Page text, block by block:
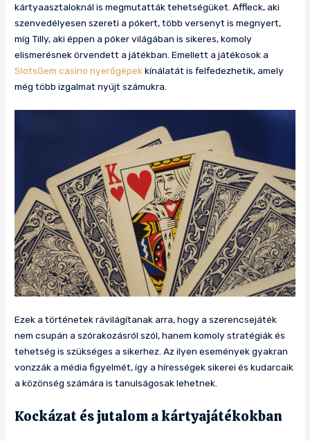
kártyaasztaloknál is megmutatták tehetségüket. Affleck, aki
szenvedélyesen szereti a pókert, több versenyt is megnyert,
míg Tilly, aki éppen a póker világában is sikeres, komoly
elismerésnek örvendett a játékban. Emellett a játékosok a
SlotsGem casino nyerőgépek kínálatát is felfedezhetik, amely
még több izgalmat nyújt számukra.
Ezek a történetek rávilágítanak arra, hogy a szerencsejáték
nem csupán a szórakozásról szól, hanem komoly stratégiák és
tehetség is szükséges a sikerhez. Az ilyen események gyakran
vonzzák a média figyelmét, így a hírességek sikerei és kudarcaik
a közönség számára is tanulságosak lehetnek.
Kockázat és jutalom a kártyajátékokban